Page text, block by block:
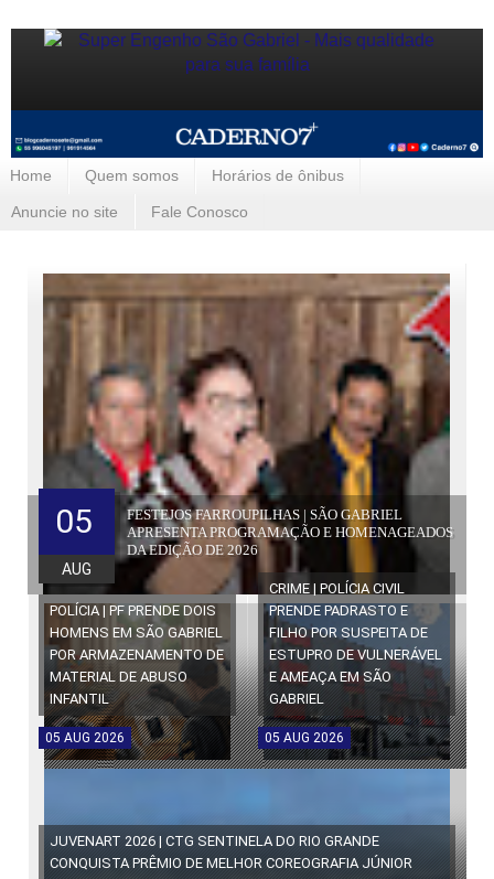
Home Quem somos Horários de ônibus
Anuncie no site Fale Conosco
FESTEJOS FARROUPILHAS | SÃO GABRIEL
APRESENTA PROGRAMAÇÃO E HOMENAGEADOS
DA EDIÇÃO DE 2026
05
AUG
POLÍCIA | PF PRENDE DOIS
HOMENS EM SÃO GABRIEL
POR ARMAZENAMENTO DE
MATERIAL DE ABUSO
INFANTIL
05 AUG 2026
CRIME | POLÍCIA CIVIL
PRENDE PADRASTO E
FILHO POR SUSPEITA DE
ESTUPRO DE VULNERÁVEL
E AMEAÇA EM SÃO
GABRIEL
05 AUG 2026
JUVENART 2026 | CTG SENTINELA DO RIO GRANDE
CONQUISTA PRÊMIO DE MELHOR COREOGRAFIA JÚNIOR